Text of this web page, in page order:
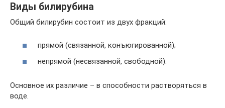
Виды билирубина
Общий билирубин состоит из двух фракций:
прямой (связанной, конъюгированной);
непрямой (несвязанной, свободной).
Основное их различие – в способности растворяться в
воде.